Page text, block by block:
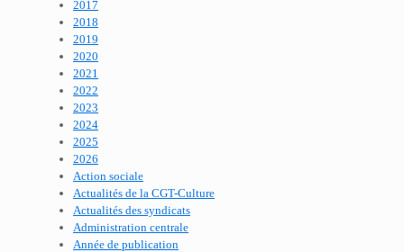
2017
2018
2019
2020
2021
2022
2023
2024
2025
2026
Action sociale
Actualités de la CGT-Culture
Actualités des syndicats
Administration centrale
Année de publication